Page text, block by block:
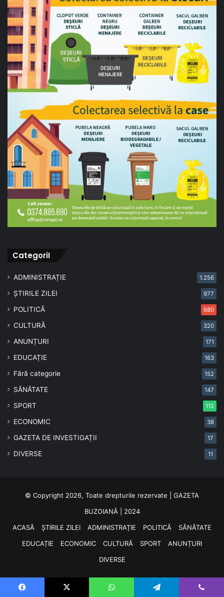
CategoriI
ADMINISTRAȚIE 1.256
ȘTIRILE ZILEI 977
POLITICĂ 680
CULTURĂ 320
ANUNȚURI 171
EDUCAȚIE 163
Fără categorie 152
SĂNĂTATE 147
SPORT 112
ECONOMIC 38
GAZETA DE INVESTIGAȚII 17
DIVERSE 11
© Copyright 2026, Toate drepturile rezervate | GAZETA
BUZOIANĂ | 2024
ACASĂ
ȘTIRILE ZILEI ADMINISTRAȚIE POLITICĂ
SĂNĂTATE
EDUCAȚIE
ECONOMIC CULTURĂ SPORT
ANUNȚURI
DIVERSE